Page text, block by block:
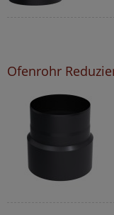
Ofenrohr